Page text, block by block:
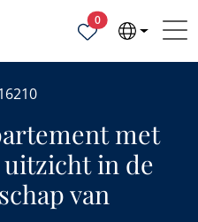
0Geselecteerde
met
in de
van